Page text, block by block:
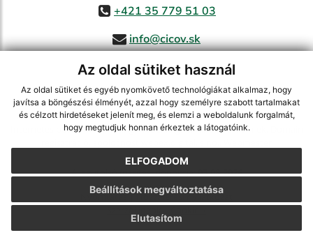
Az oldal sütiket használ
Az oldal sütiket és egyéb nyomkövető technológiákat alkalmaz, hogy
javítsa a böngészési élményét, azzal hogy személyre szabott tartalmakat
és célzott hirdetéseket jelenít meg, és elemzi a weboldalunk forgalmát,
hogy megtudjuk honnan érkeztek a látogatóink.
ELFOGADOM
Elutasítom
Beállítások megváltoztatása
+421 35 779 51 03
info@cicov.sk
használja ki a legfrissebb információk követését az RSS funkcióval,
ECHELON 2 CMS rendszer (tartalomkezelő rendszer),Honlaptérkép
Internetes portál, webhosting,webex.digital, s.r.o.,Domain-ek
A legutolsó frissítés időpontja:03.08.2026
Nyomtatás|Hozzáférési nyilatkozat